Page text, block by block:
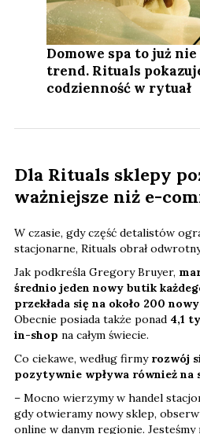
Domowe spa to już
trend. Rituals
codzienność w rytuał
Dla Rituals sklepy
ważniejsze niż e-
W czasie, gdy część detalistów
stacjonarne, Rituals obrał
Jak podkreśla Gregory Bruyer,
średnio jeden nowy butik
przekłada się na około 200
Obecnie posiada także ponad 4,1
in-shop na całym świecie.
Co ciekawe, według firmy rozwój
pozytywnie wpływa również na
– Mocno wierzymy w handel
gdy otwieramy nowy sklep,
online w danym regionie.